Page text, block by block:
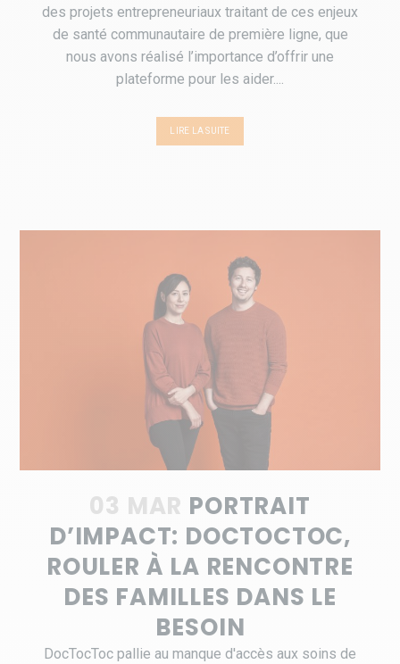
des projets entrepreneuriaux traitant de ces enjeux
de santé communautaire de première ligne, que
nous avons réalisé l’importance d’offrir une
plateforme pour les aider....
LIRE LA SUITE
03 MAR PORTRAIT
D’IMPACT: DOCTOCTOC,
ROULER À LA RENCONTRE
DES FAMILLES DANS LE
BESOIN
DocTocToc pallie au manque d'accès aux soins de